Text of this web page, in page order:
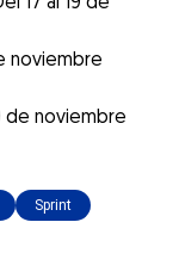
noviembre
de noviembre
Sprint